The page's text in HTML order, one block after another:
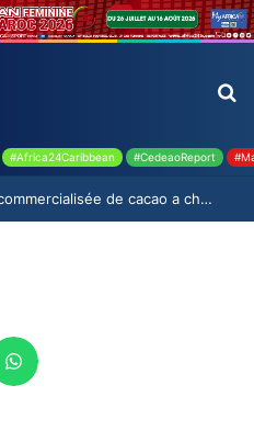
#Africa24Caribbean #CedeaoReport
Cameroun : la production commercialisée de cacao a chuté de 19,9% durant la saison 2025-2026